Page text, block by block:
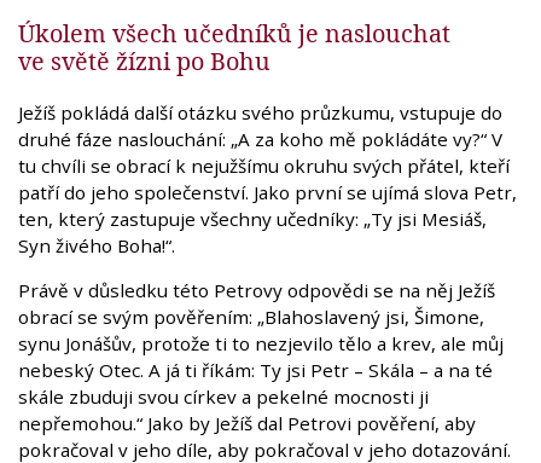
Úkolem všech učedníků je naslouchat
ve světě žízni po Bohu
Ježíš pokládá další otázku svého průzkumu, vstupuje do
druhé fáze naslouchání: „A za koho mě pokládáte vy?“ V
tu chvíli se obrací k nejužšímu okruhu svých přátel, kteří
patří do jeho společenství. Jako první se ujímá slova Petr,
ten, který zastupuje všechny učedníky: „Ty jsi Mesiáš,
Syn živého Boha!“.
Právě v důsledku této Petrovy odpovědi se na něj Ježíš
obrací se svým pověřením: „Blahoslavený jsi, Šimone,
synu Jonášův, protože ti to nezjevilo tělo a krev, ale můj
nebeský Otec. A já ti říkám: Ty jsi Petr – Skála – a na té
skále zbuduji svou církev a pekelné mocnosti ji
nepřemohou.“ Jako by Ježíš dal Petrovi pověření, aby
pokračoval v jeho díle, aby pokračoval v jeho dotazování.